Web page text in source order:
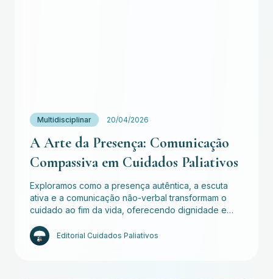
Multidisciplinar 20/04/2026
A Arte da Presença: Comunicação
Compassiva em Cuidados Paliativos
Exploramos como a presença autêntica, a escuta
ativa e a comunicação não-verbal transformam o
cuidado ao fim da vida, oferecendo dignidade e…
Editorial Cuidados Paliativos